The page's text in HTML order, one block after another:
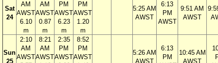
Sat
24
AM
AWST
6.10
m
AM
AWST
0.87
m
PM
AWST
6.23
m
PM
AWST
1.20
m
5:25 AM
AWST
6:13
PM
AWST
9:51 AM
AWST
Sun
25
2:10
AM
AWST
8:21
AM
AWST
2:35
PM
AWST
8:52
PM
AWST
5:26 AM
AWST
6:13
PM
10:45 AM
AWST